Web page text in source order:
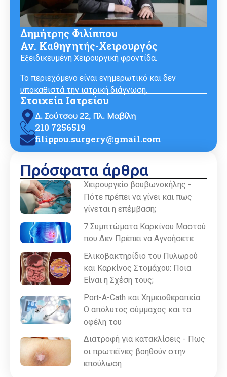
Δημήτρης Φιλίππου
Αν. Καθηγητής-Χειρουργός
Εξειδικευμένη Χειρουργική φροντίδα.
Το περιεχόμενο είναι ενημερωτικό και δεν
υποκαθιστά την ιατρική διάγνωση.
Στοιχεία Ιατρείου
Δ. Σούτσου 22, Πλ. Μαβίλη
210 7256519
filippou.surgery@gmail.com
Πρόσφατα άρθρα
Χειρουργείο βουβωνοκήλης -
Πότε πρέπει να γίνει και πως
γίνεται η επέμβαση;
7 Συμπτώματα Καρκίνου Μαστού
που Δεν Πρέπει να Αγνοήσετε
Ελικοβακτηρίδιο του Πυλωρού
και Καρκίνος Στομάχου: Ποια
Είναι η Σχέση τους;
Port-A-Cath και Χημειοθεραπεία:
Ο απόλυτος σύμμαχος και τα
οφέλη του
Διατροφή για κατακλίσεις - Πως
οι πρωτεϊνες βοηθούν στην
επούλωση